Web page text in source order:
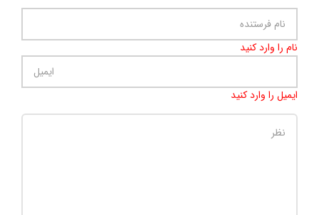
نام را وارد کنید
ایمیل را وارد کنید